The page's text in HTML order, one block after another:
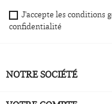
J'accepte les conditions
confidentialité
NOTRE SOCIÉTÉ